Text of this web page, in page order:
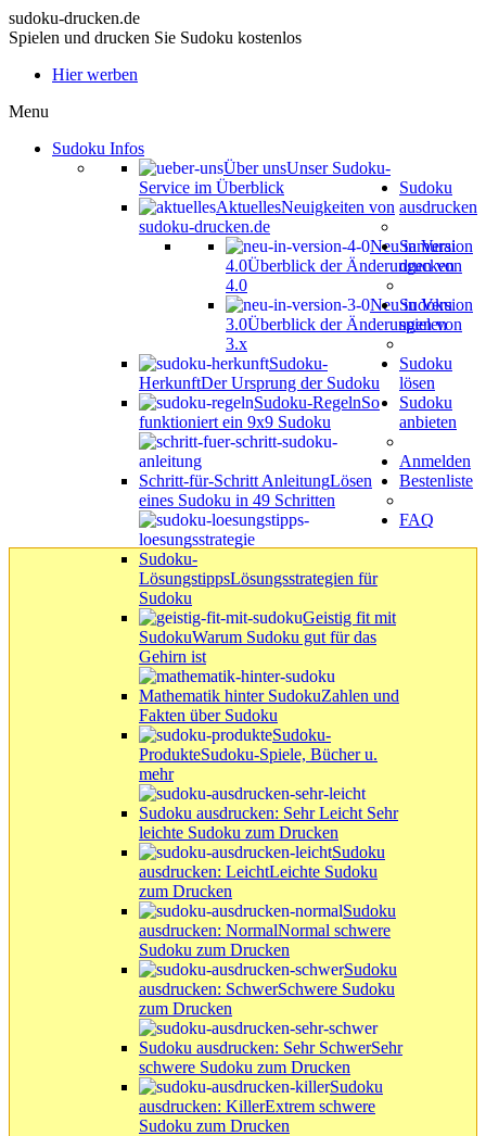
sudoku-drucken.de
Spielen und drucken Sie Sudoku kostenlos
Hier werben
Menu
Sudoku Infos
Über unsUnser Sudoku-
Service im Überblick
AktuellesNeuigkeiten von
sudoku-drucken.de
Neu in Version
4.0Überblick der Änderungen von
4.0
Neu in Version
3.0Überblick der Änderungen von
3.x
Sudoku-
HerkunftDer Ursprung der Sudoku
Sudoku-RegelnSo
funktioniert ein 9x9 Sudoku
Schritt-für-Schritt AnleitungLösen
eines Sudoku in 49 Schritten
Sudoku-
LösungstippsLösungsstrategien für
Sudoku
Geistig fit mit
SudokuWarum Sudoku gut für das
Gehirn ist
Mathematik hinter SudokuZahlen und
Fakten über Sudoku
Sudoku-
ProdukteSudoku-Spiele, Bücher u.
mehr
Sudoku
ausdrucken
Sudoku ausdrucken: Sehr Leicht Sehr
leichte Sudoku zum Drucken
Sudoku
ausdrucken: LeichtLeichte Sudoku
zum Drucken
Sudoku
ausdrucken: NormalNormal schwere
Sudoku zum Drucken
Sudoku
ausdrucken: SchwerSchwere Sudoku
zum Drucken
Sudoku ausdrucken: Sehr SchwerSehr
schwere Sudoku zum Drucken
Sudoku
ausdrucken: KillerExtrem schwere
Sudoku zum Drucken
Samurai
drucken
Sudoku
spielen
Sudoku
lösen
Sudoku
anbieten
Anmelden
Bestenliste
FAQ